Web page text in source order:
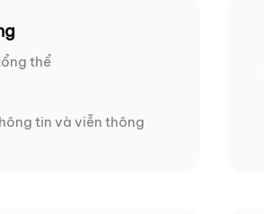
thể
tin và viễn thông